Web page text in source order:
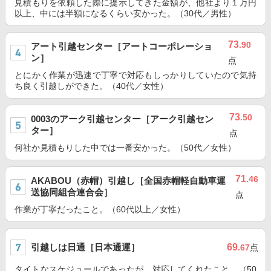
見積もりを依頼した際に提示してきた金額が、他社より１万円
以上、中には半額になるくらい安かった。（30代／男性）
アート引越センター［アートコーポレーショ
ン］
73.90
点
とにかく作業が迅速で丁寧で対応もしっかりしていたので気持
ち良く引越しができた。（40代／女性）
0003のアーク引越センター［アーク引越セン
ター］
73.50
点
何社か見積もりした中では一番安かった。（50代／女性）
AKABOU（赤帽）引越し［全国赤帽軽自動車運
送協同組合連合会］
71.46
点
作業が丁寧だったこと。（60代以上／女性）
引越しは日通［日本通運］ 69.67点